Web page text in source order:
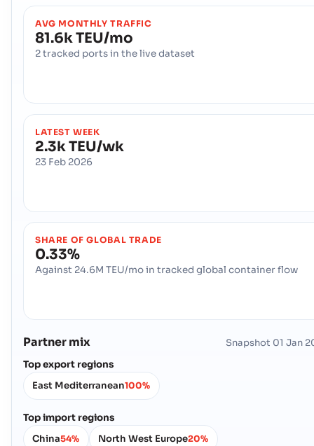
AVG MONTHLY TRAFFIC
81.6k TEU/mo
2 tracked ports in the live dataset
LATEST WEEK
2.3k TEU/wk
23 Feb 2026
SHARE OF GLOBAL TRADE
0.33%
Against 24.6M TEU/mo in tracked global container flow
Partner mix Snapshot 01 Jan
Top export regions
East Mediterranean100%
Top import regions
China54% North West Europe20%